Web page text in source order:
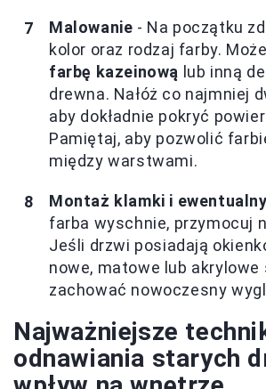
Malowanie - Na początku
kolor oraz rodzaj farby.
farbę kazeinową lub inną
drewna. Nałóż co najmniej
aby dokładnie pokryć
Pamiętaj, aby pozwolić
między warstwami.
Montaż klamki i
farba wyschnie, przymocuj
Jeśli drzwi posiadają
nowe, matowe lub akrylowe
zachować nowoczesny
Najważniejsze
odnawiania starych